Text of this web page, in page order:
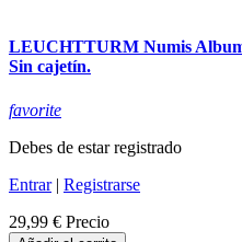
LEUCHTTURM Numis
Sin cajetín.
favorite
Debes de estar registrado
Entrar| Registrarse
29,99 € Precio